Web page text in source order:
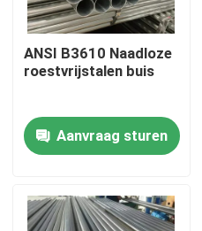
ANSI B3610 Naadloze
roestvrijstalen buis
Aanvraag sturen